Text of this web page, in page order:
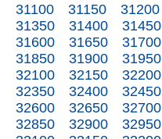
31100
31150 31200
31350
31400 31450
31600
31650 31700
31850
31900 31950
32100
32150 32200
32350
32400 32450
32600
32650 32700
32850
32900 32950